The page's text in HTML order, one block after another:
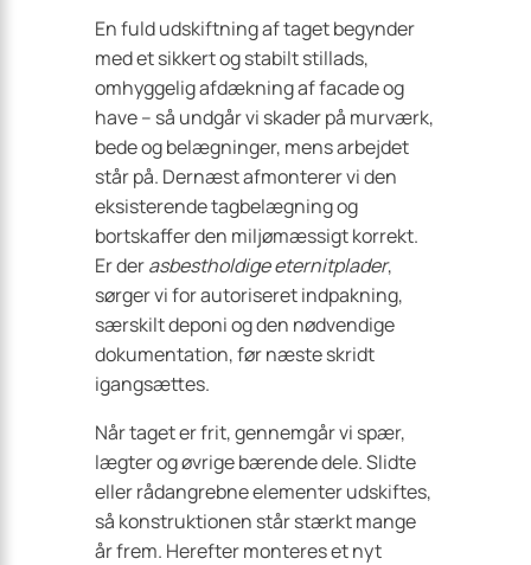
En fuld udskiftning af taget begynder
med et sikkert og stabilt stillads,
omhyggelig afdækning af facade og
have – så undgår vi skader på murværk,
bede og belægninger, mens arbejdet
står på. Dernæst afmonterer vi den
eksisterende tagbelægning og
bortskaffer den miljømæssigt korrekt.
Er derasbestholdige eternitplader,
sørger vi for autoriseret indpakning,
særskilt deponi og den nødvendige
dokumentation, før næste skridt
igangsættes.
Når taget er frit, gennemgår vi spær,
lægter og øvrige bærende dele. Slidte
eller rådangrebne elementer udskiftes,
så konstruktionen står stærkt mange
år frem. Herefter monteres et nyt